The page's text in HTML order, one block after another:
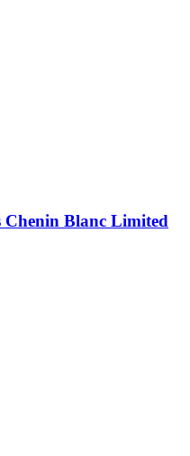
Chenin Blanc Limited